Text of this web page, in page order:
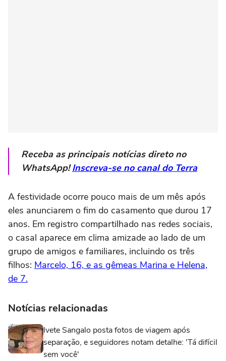
Receba as principais notícias direto no
WhatsApp!Inscreva-se no canal do Terra
A festividade ocorre pouco mais de um mês após
eles anunciarem o fim do casamento que durou 17
anos. Em registro compartilhado nas redes sociais,
o casal aparece em clima amizade ao lado de um
grupo de amigos e familiares, incluindo os três
filhos: Marcelo, 16, e as gêmeas Marina e Helena,
de 7.
Notícias relacionadas
Ivete Sangalo posta fotos de viagem após
separação, e seguidores notam detalhe: 'Tá difícil
sem você'